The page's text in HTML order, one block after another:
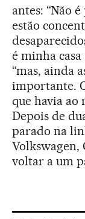
antes: “Não
estão
é minha
“mas, ainda
importante.
que havia ao
Depois de
parado na
Volkswagen,
voltar a um